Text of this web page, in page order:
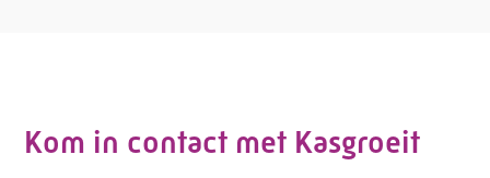
Kom in contact met Kasgroeit